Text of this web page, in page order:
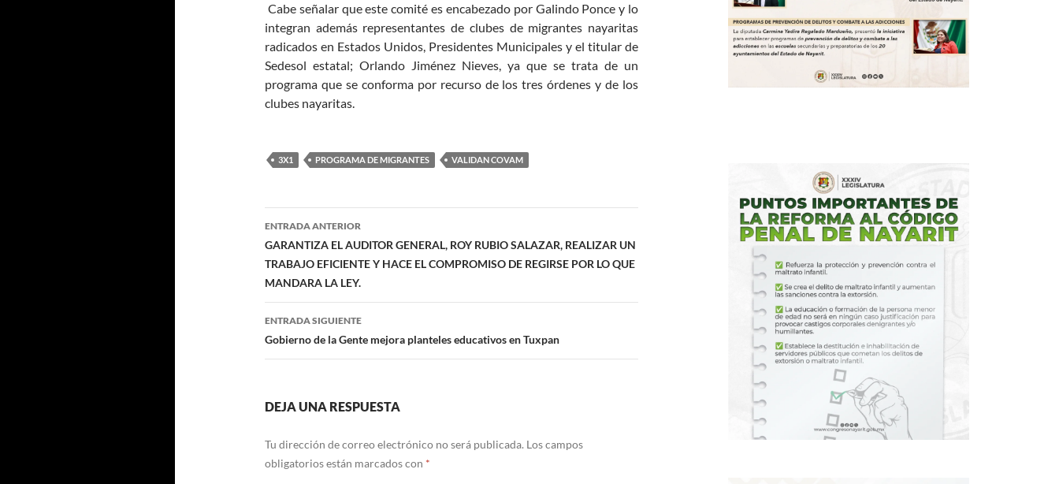
Cabe señalar que este comité es encabezado por Galindo Ponce y lo
integran además representantes de clubes de migrantes nayaritas
radicados en Estados Unidos, Presidentes Municipales y el titular de
Sedesol estatal; Orlando Jiménez Nieves, ya que se trata de un
programa que se conforma por recurso de los tres órdenes y de los
clubes nayaritas.
3X1 PROGRAMA DE MIGRANTES VALIDAN COVAM
Navegación
de
entradas
ENTRADA ANTERIOR
GARANTIZA EL AUDITOR GENERAL, ROY RUBIO SALAZAR, REALIZAR UN
TRABAJO EFICIENTE Y HACE EL COMPROMISO DE REGIRSE POR LO QUE
MANDARA LA LEY.
ENTRADA SIGUIENTE
Gobierno de la Gente mejora planteles educativos en Tuxpan
DEJA UNA RESPUESTA
Tu dirección de correo electrónico no será publicada. Los campos
obligatorios están marcados con *